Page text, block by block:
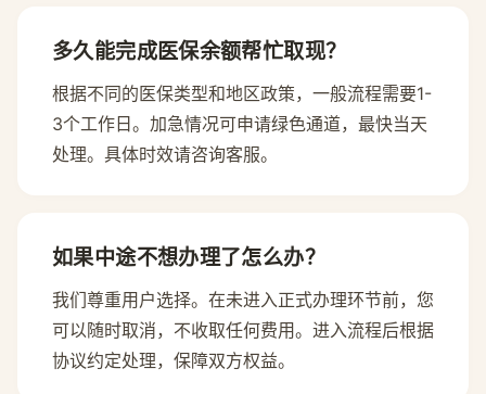
多久能完成医保余额帮忙取现？
根据不同的医保类型和地区政策，一般流程需要1-
3个工作日。加急情况可申请绿色通道，最快当天
处理。具体时效请咨询客服。
如果中途不想办理了怎么办？
我们尊重用户选择。在未进入正式办理环节前，您
可以随时取消，不收取任何费用。进入流程后根据
协议约定处理，保障双方权益。